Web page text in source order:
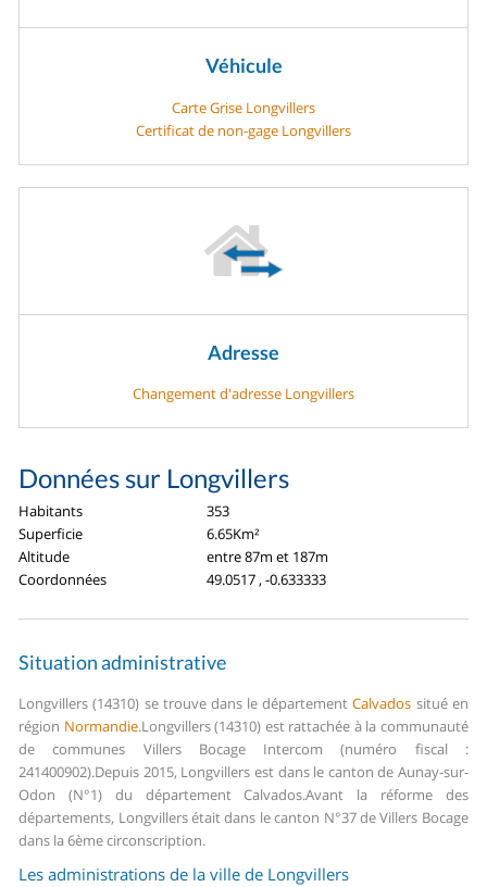
Véhicule
Carte Grise Longvillers
Certificat de non-gage Longvillers
Adresse
Changement d'adresse Longvillers
Données sur Longvillers
Habitants
353
Superficie
6.65Km²
Altitude
entre 87m et 187m
Coordonnées
49.0517 , -0.633333
Situation administrative
Longvillers (14310) se trouve dans le départementCalvados situé en
région Normandie.Longvillers (14310) est rattachée à la communauté
de communes Villers Bocage Intercom (numéro fiscal :
241400902).Depuis 2015, Longvillers est dans le canton de Aunay-sur-
Odon (N°1) du département Calvados.Avant la réforme des
départements, Longvillers était dans le canton N°37 de Villers Bocage
dans la 6ème circonscription.
Les administrations de la ville de Longvillers